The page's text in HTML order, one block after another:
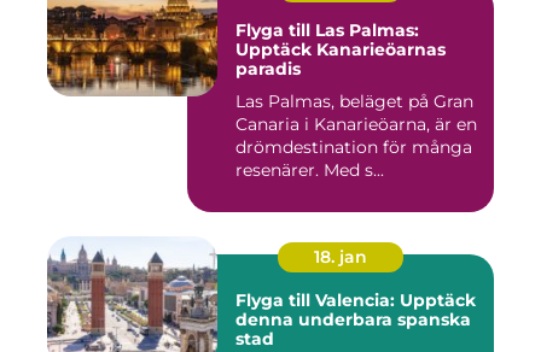
Flyga till Las Palmas:
Upptäck Kanarieöarnas
paradis
Las Palmas, beläget på Gran
Canaria i Kanarieöarna, är en
drömdestination för många
resenärer. Med s...
18. jan
Flyga till Valencia: Upptäck
denna underbara spanska
stad